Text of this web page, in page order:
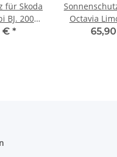
für Skoda
BJ. 2004-
2-teilig
€ *
Octavia
2013 -2019,